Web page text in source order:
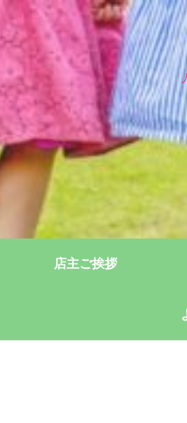
店主ご挨拶